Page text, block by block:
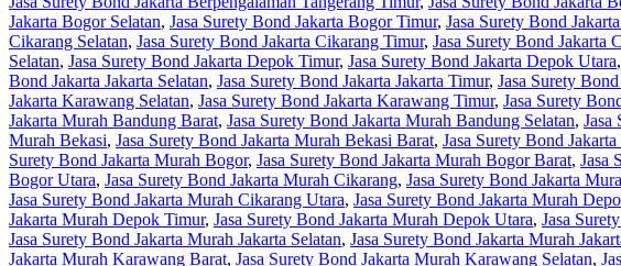
Jakarta Bogor Selatan, Jasa Surety Bond Jakarta Bogor Timur, Jasa Surety Bond
Cikarang Selatan, Jasa Surety Bond Jakarta Cikarang Timur, Jasa Surety Bond Jakarta
Selatan, Jasa Surety Bond Jakarta Depok Timur, Jasa Surety Bond Jakarta Depok Utara,
Bond Jakarta Jakarta Selatan, Jasa Surety Bond Jakarta Jakarta Timur, Jasa Surety
Jakarta Karawang Selatan, Jasa Surety Bond Jakarta Karawang Timur, Jasa Surety
Jakarta Murah Bandung Barat, Jasa Surety Bond Jakarta Murah Bandung Selatan, Jasa
Murah Bekasi, Jasa Surety Bond Jakarta Murah Bekasi Barat, Jasa Surety Bond
Surety Bond Jakarta Murah Bogor, Jasa Surety Bond Jakarta Murah Bogor Barat, Jasa
Bogor Utara, Jasa Surety Bond Jakarta Murah Cikarang, Jasa Surety Bond Jakarta
Jasa Surety Bond Jakarta Murah Cikarang Utara, Jasa Surety Bond Jakarta Murah
Jakarta Murah Depok Timur, Jasa Surety Bond Jakarta Murah Depok Utara, Jasa
Jasa Surety Bond Jakarta Murah Jakarta Selatan, Jasa Surety Bond Jakarta Murah
Jakarta Murah Karawang Barat, Jasa Surety Bond Jakarta Murah Karawang Selatan,